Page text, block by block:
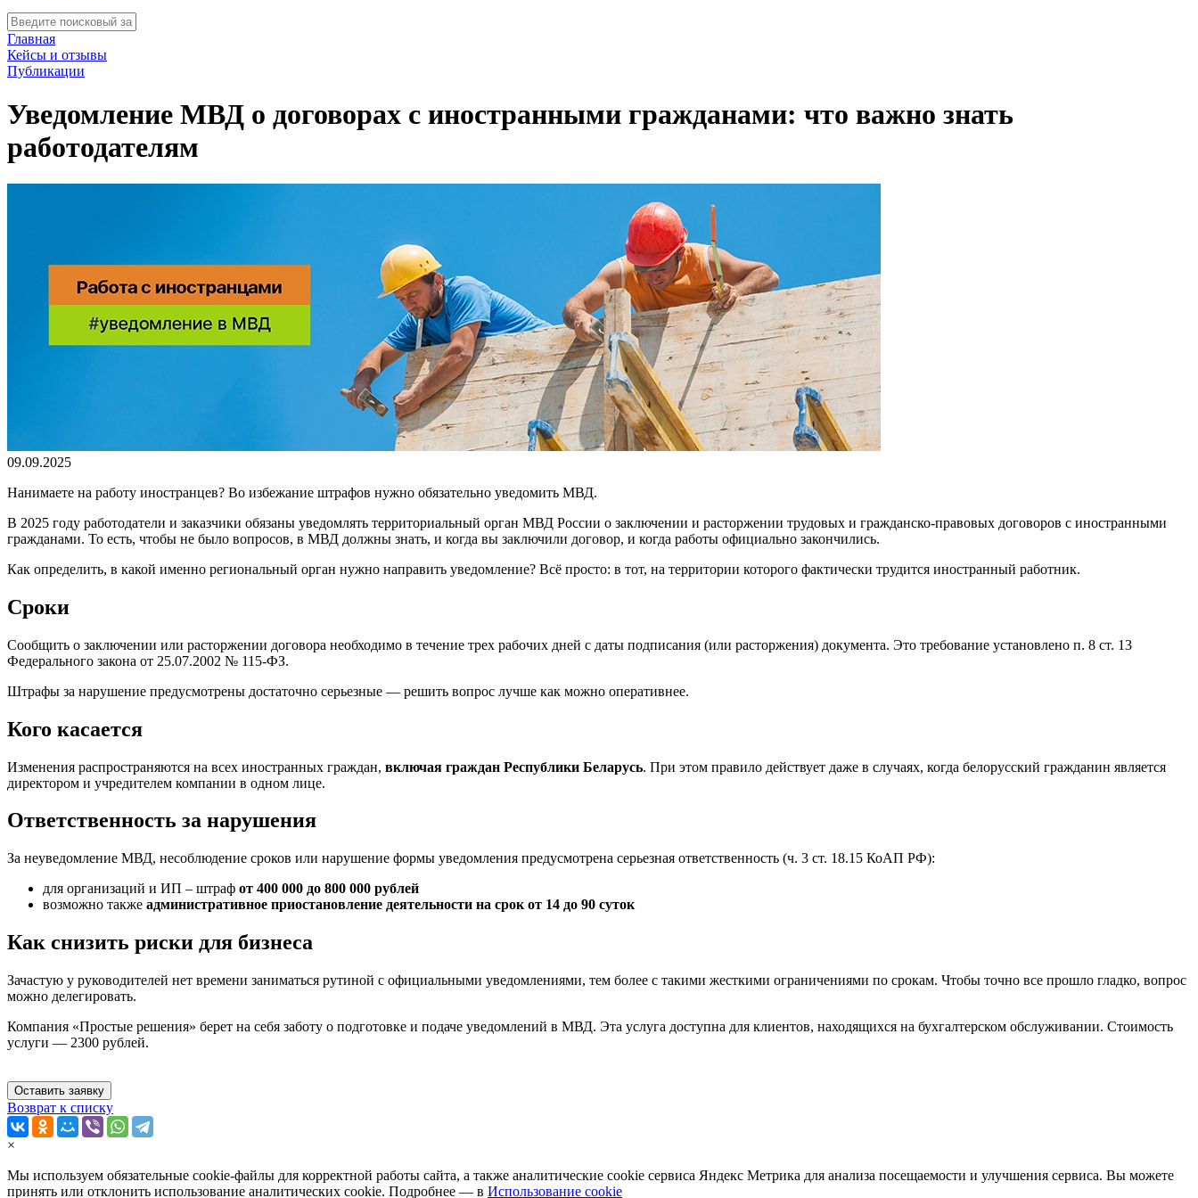
Главная
Кейсы и отзывы
Публикации
Уведомление МВД о договорах с иностранными гражданами: что важно знать
работодателям
09.09.2025
Нанимаете на работу иностранцев? Во избежание штрафов нужно обязательно уведомить МВД.
В 2025 году работодатели и заказчики обязаны уведомлять территориальный орган МВД России о заключении и расторжении трудовых и гражданско-правовых договоров с иностранными
гражданами. То есть, чтобы не было вопросов, в МВД должны знать, и когда вы заключили договор, и когда работы официально закончились.
Как определить, в какой именно региональный орган нужно направить уведомление? Всё просто: в тот, на территории которого фактически трудится иностранный работник.
Сроки
Сообщить о заключении или расторжении договора необходимо в течение трех рабочих дней с даты подписания (или расторжения) документа. Это требование установлено п. 8 ст. 13
Федерального закона от 25.07.2002 № 115-ФЗ.
Штрафы за нарушение предусмотрены достаточно серьезные — решить вопрос лучше как можно оперативнее.
Кого касается
Изменения распространяются на всех иностранных граждан, включая граждан Республики Беларусь. При этом правило действует даже в случаях, когда белорусский гражданин является
директором и учредителем компании в одном лице.
Ответственность за нарушения
За неуведомление МВД, несоблюдение сроков или нарушение формы уведомления предусмотрена серьезная ответственность (ч. 3 ст. 18.15 КоАП РФ):
для организаций и ИП – штраф от 400 000 до 800 000 рублей
возможно также административное приостановление деятельности на срок от 14 до 90 суток
Как снизить риски для бизнеса
Зачастую у руководителей нет времени заниматься рутиной с официальными уведомлениями, тем более с такими жесткими ограничениями по срокам. Чтобы точно все прошло гладко, вопрос
можно делегировать.
Компания «Простые решения» берет на себя заботу о подготовке и подаче уведомлений в МВД. Эта услуга доступна для клиентов, находящихся на бухгалтерском обслуживании. Стоимость
услуги — 2300 рублей.
Оставить заявку
Возврат к списку
×
Мы используем обязательные cookie-файлы для корректной работы сайта, а также аналитические cookie сервиса Яндекс Метрика для анализа посещаемости и улучшения сервиса. Вы можете
принять или отклонить использование аналитических cookie. Подробнее — в Использование cookie